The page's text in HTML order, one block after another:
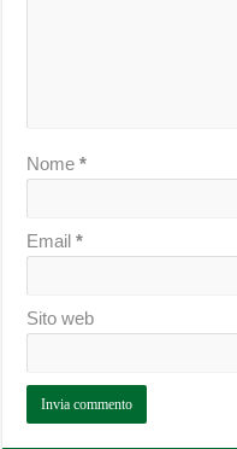
Nome*
Email*
Sito web